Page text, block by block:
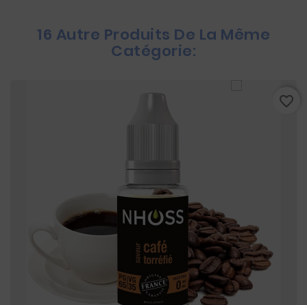
16 Autre Produits De La Même
Catégorie:
favorite_border